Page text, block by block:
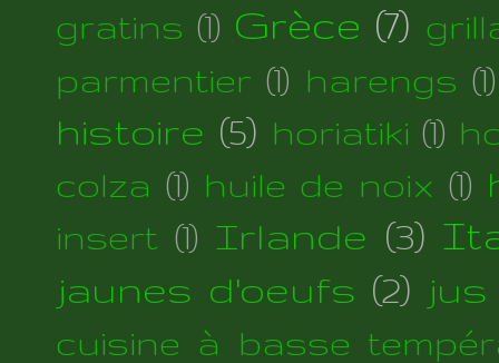
gratins (1) Grèce (7)
parmentier (1) harengs (1)
histoire (5) horiatiki (1)
colza (1) huile de noix (1)
insert (1) Irlande (3)
jaunes d'oeufs (2)
cuisine à basse